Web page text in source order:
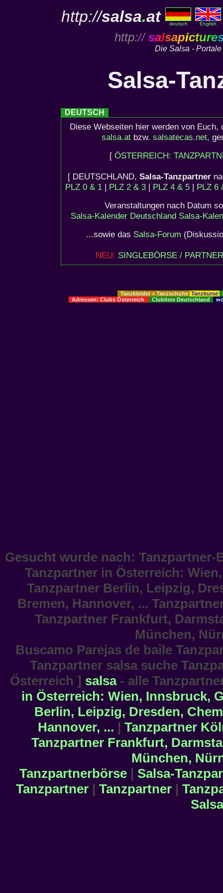
http://salsa.at deutsch English
http:// salsapicture
Die Salsa -
Salsa-
DEUTSCH
Diese Webseiten hier werden von Euch,
salsa.atbzw. salsatecas.net,
[ ÖSTERREICH:
[ DEUTSCHLAND, Salsa-Tanzpartner
PLZ 0 & 1 | PLZ 2 & 3 | PLZ 4 & 5 | PLZ 6
Veranstaltungen nach Datum
Salsa-Kalender Deutschland Salsa-
...sowie das Salsa-Forum
NEU: SINGLEBÖRSE /
Tanzkleider + Tanzschuhe Tanzkurse
Adressen: Clubs Österreich
Clubliste Deutschland
Gesucht wurde nach:
Tanzpartner in Österreich:
Tanzpartner Berlin, Leipzig,
Bremen, Hannover, ...
Tanzpartner Frankfurt,
München,
Buscamo Parejas de baile
Tanzpartner salsa suche
Österreich ] salsa- alle
in Österreich: Wien, Innsbruck,
Berlin, Leipzig, Dresden,
Hannover, ... | Tanzpartner
Tanzpartner Frankfurt,
München,
Tanzpartnerbörse | Salsa-
Tanzpartner| Tanzpartner|